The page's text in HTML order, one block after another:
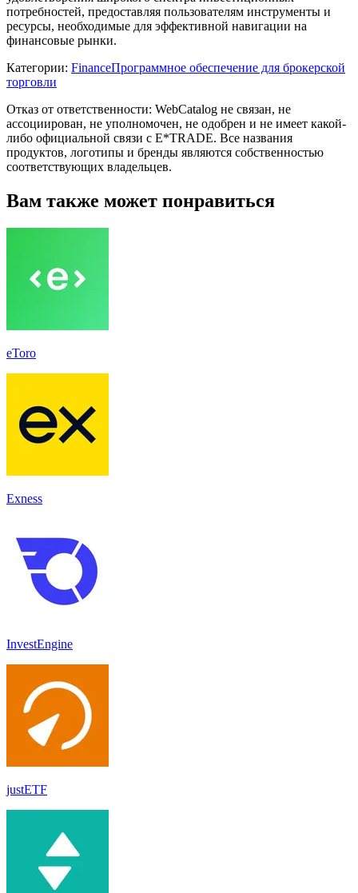
потребностей, предоставляя пользователям инструменты и
ресурсы, необходимые для эффективной навигации на
финансовые рынки.
Категории: FinanceПрограммное обеспечение для брокерской
торговли
Отказ от ответственности: WebCatalog не связан, не
ассоциирован, не уполномочен, не одобрен и не имеет какой-
либо официальной связи с E*TRADE. Все названия
продуктов, логотипы и бренды являются собственностью
соответствующих владельцев.
Вам также может понравиться
eToro
Exness
InvestEngine
justETF